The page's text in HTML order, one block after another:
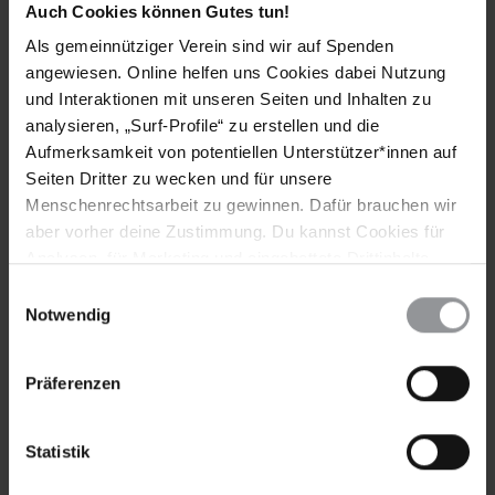
Auch Cookies können Gutes tun!
Als gemeinnütziger Verein sind wir auf Spenden
angewiesen. Online helfen uns Cookies dabei Nutzung
und Interaktionen mit unseren Seiten und Inhalten zu
analysieren, „Surf-Profile“ zu erstellen und die
Aufmerksamkeit von potentiellen Unterstützer*innen auf
Seiten Dritter zu wecken und für unsere
Menschenrechtsarbeit zu gewinnen. Dafür brauchen wir
aber vorher deine Zustimmung. Du kannst Cookies für
wieder ändern. Diesen Banner kannst Du über den Link
Notwendig
Präferenzen
Statistik
Länder
China
Themen
Kinder & Jugendliche